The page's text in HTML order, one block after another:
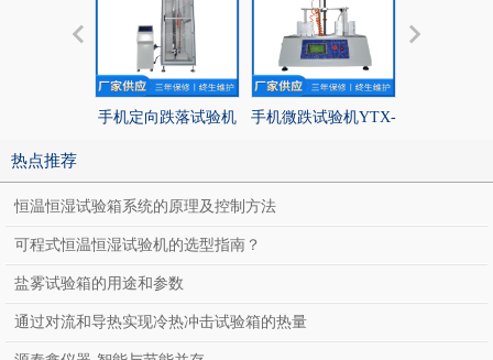
手机定向跌落试验机 手机微跌试验机YTX-
热点推荐
恒温恒湿试验箱系统的原理及控制方法
可程式恒温恒湿试验机的选型指南？
盐雾试验箱的用途和参数
通过对流和导热实现冷热冲击试验箱的热量